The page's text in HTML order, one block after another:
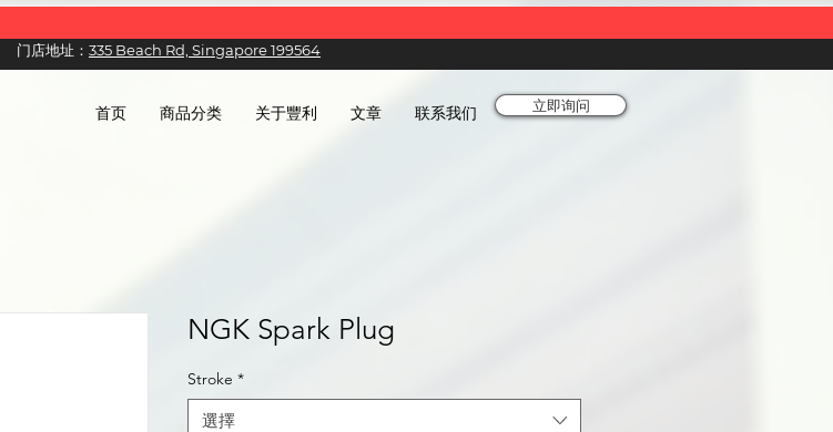
门店地址： 335 Beach Rd, Singapore 199564
首页 商品分类 关于豐利 文章 联系我们 立即询问
NGK Spark Plug
Stroke *
選擇